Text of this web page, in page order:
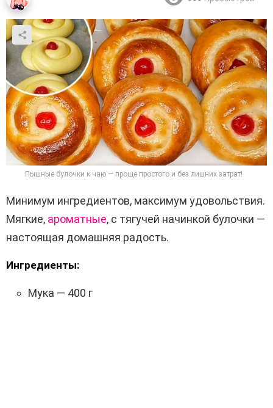
Пышные булочки к чаю — проще простого и без лишних затрат!
Минимум ингредиентов, максимум удовольствия.
Мягкие, ароматные, с тягучей начинкой булочки —
настоящая домашняя радость.
Ингредиенты:
Мука — 400 г